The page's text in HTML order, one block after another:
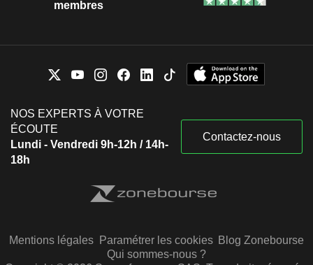
membres
NOS EXPERTS À VOTRE
ÉCOUTE
Lundi - Vendredi 9h-12h / 14h-
18h
Contactez-nous
Mentions légales Paramétrer les cookies Blog Zonebourse
Qui sommes-nous ?